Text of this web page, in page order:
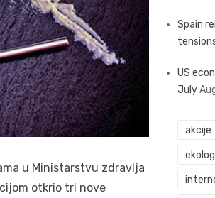
u Ministarstvu zdravlja
otkrio tri nove
Spain
US
July
akcije